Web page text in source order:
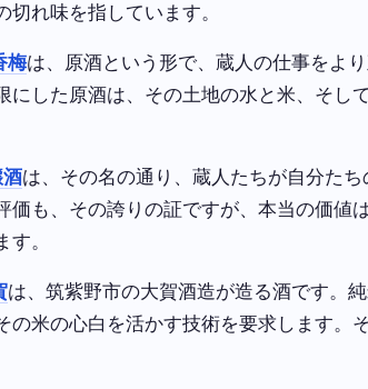
れ味を指しています。
梅は、原酒という形で、蔵人の仕事をよ
にした原酒は、その土地の水と米、そし
は、その名の通り、蔵人たちが自分た
価も、その誇りの証ですが、本当の価値
。
は、筑紫野市の大賀酒造が造る酒です。
の米の心白を活かす技術を要求します。